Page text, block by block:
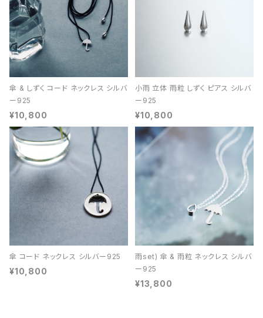
傘 & しずく コード ネックレス シルバ
ー925
¥10,800
小雨 立体 雨粒 しずく ピアス シルバ
ー925
¥10,800
傘 コード ネックレス シルバー925
¥10,800
雨set) 傘 & 雨粒 ネックレス シルバ
ー925
¥13,800